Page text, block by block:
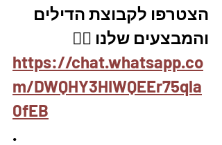
הצטרפו לקבוצת הדילים
והמבצעים שלנו 👇🏽
https://chat.whatsapp.co
m/DWQHY3HIWQEEr75qla
0fEB
.